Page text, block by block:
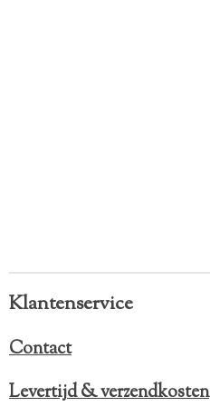
Klantenservice
Contact
Levertijd & verzendkosten